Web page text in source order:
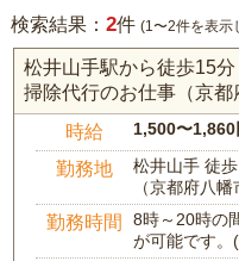
検索結果： 2件 (1〜2件を表示
松井山手駅から徒歩15
掃除代行のお仕事（京都
時給 1,500〜1,860
勤務地
松井山手 徒
（京都府八幡
勤務時間
8時～20時の
が可能です。